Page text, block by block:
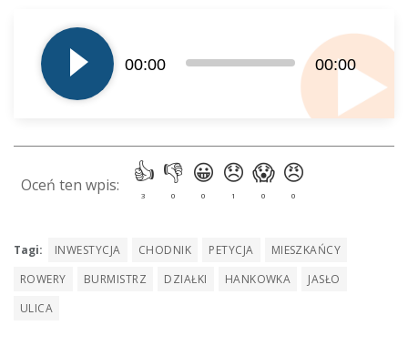
plików
dźwiękowych
00:00 00:00
Tagi: INWESTYCJA CHODNIK PETYCJA
MIESZKAŃCY
ROWERY
BURMISTRZ DZIAŁKI HANKOWKA
JASŁO
ULICA